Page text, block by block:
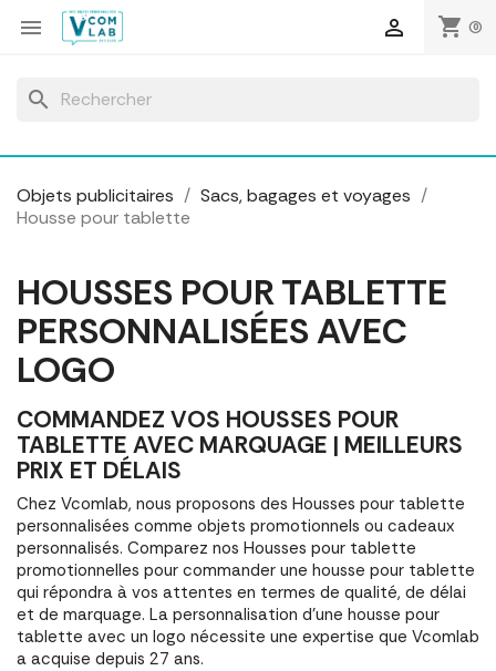
 shopping_cart (0)

search
Objets publicitaires
Sacs, bagages et voyages
Housse pour tablette
HOUSSES POUR TABLETTE
PERSONNALISÉES AVEC
LOGO
COMMANDEZ VOS HOUSSES POUR
TABLETTE AVEC MARQUAGE | MEILLEURS
PRIX ET DÉLAIS
Chez Vcomlab, nous proposons des Housses pour tablette
personnalisées comme objets promotionnels ou cadeaux
personnalisés. Comparez nos Housses pour tablette
promotionnelles pour commander une housse pour tablette
qui répondra à vos attentes en termes de qualité, de délai
et de marquage. La personnalisation d'une housse pour
tablette avec un logo nécessite une expertise que Vcomlab
a acquise depuis 27 ans.
Panneau de gestion des cookies